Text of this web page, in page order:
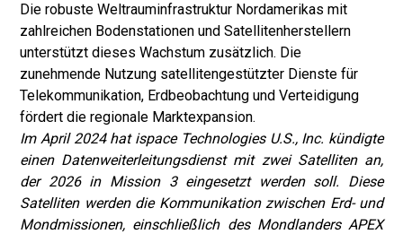
Die robuste Weltrauminfrastruktur Nordamerikas mit
zahlreichen Bodenstationen und Satellitenherstellern
unterstützt dieses Wachstum zusätzlich. Die
zunehmende Nutzung satellitengestützter Dienste für
Telekommunikation, Erdbeobachtung und Verteidigung
fördert die regionale Marktexpansion.
Im April 2024 hat ispace Technologies U.S., Inc. kündigte
einen Datenweiterleitungsdienst mit zwei Satelliten an,
der 2026 in Mission 3 eingesetzt werden soll. Diese
Satelliten werden die Kommunikation zwischen Erd- und
Mondmissionen, einschließlich des Mondlanders APEX